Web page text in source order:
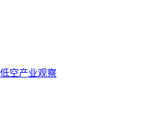
低空产业观察